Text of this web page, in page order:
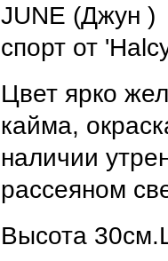
JUNE (Джун
спорт от
Цвет ярко
кайма,
наличии
рассеяном
Высота 30см.